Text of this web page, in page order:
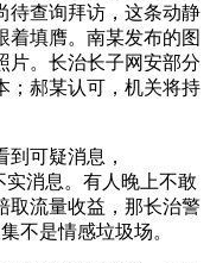
待查询拜访，这条动静
着填膺。南某发布的图
片。长治长子网安部分
；郝某认可，机关将持
可疑消息，
实消息。有人晚上不敢
取流量收益，那长治警
不是情感垃圾场。